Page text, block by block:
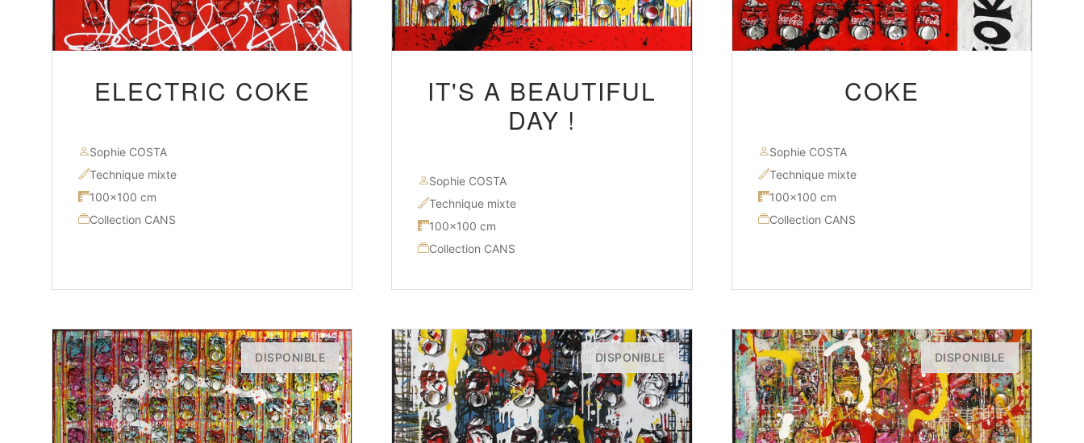
ELECTRIC COKE
Sophie COSTA
Technique mixte
100×100 cm
Collection CANS
IT'S A BEAUTIFUL
DAY !
Sophie COSTA
Technique mixte
100×100 cm
Collection CANS
COKE
Sophie COSTA
Technique mixte
100×100 cm
Collection CANS
DISPONIBLE DISPONIBLE DISPONIBLE